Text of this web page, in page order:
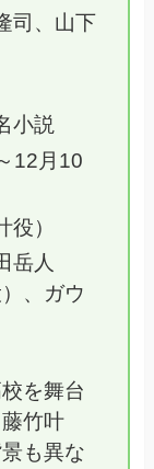
司、山下
小説
12月10
）
岳人
、ガウ
を舞台
竹叶
も異な